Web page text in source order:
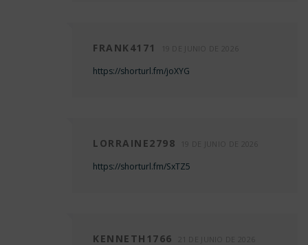
FRANK4171
https://shorturl.fm/joXYG
LORRAINE2798
https://shorturl.fm/SxTZ5
KENNETH1766